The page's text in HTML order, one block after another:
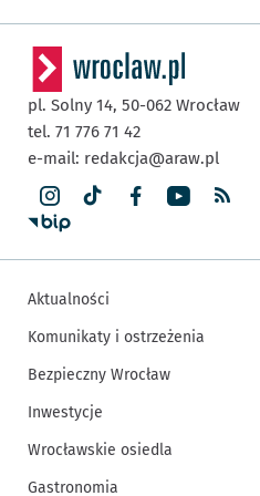
pl. Solny 14, 50-062 Wrocław
tel. 71 776 71 42
e-mail: redakcja@araw.pl
Aktualności
Komunikaty i ostrzeżenia
Bezpieczny Wrocław
Inwestycje
Wrocławskie osiedla
Gastronomia